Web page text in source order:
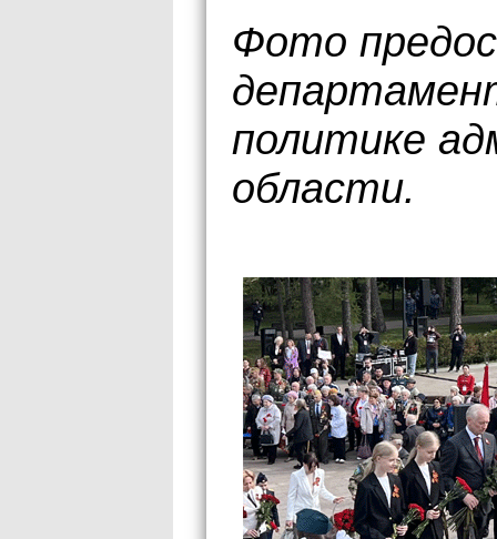
Фото
политике
области.